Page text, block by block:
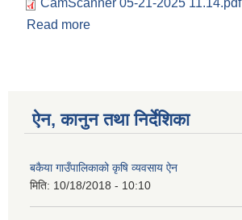
CamScanner 05-21-2025 11.14.pdf
Read more
ऐन, कानुन तथा निर्देशिका
बकैया गाउँपालिकाको कृषि व्यवसाय ऐन
मिति: 10/18/2018 - 10:10